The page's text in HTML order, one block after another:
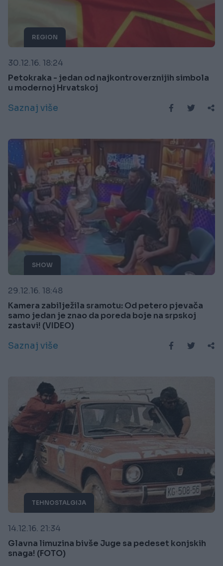
REGION
30.12.16. 18:24
Petokraka - jedan od najkontroverznijih simbola
u modernoj Hrvatskoj
Saznaj više
SHOW
29.12.16. 18:48
Kamera zabilježila sramotu: Od petero pjevača
samo jedan je znao da poreda boje na srpskoj
zastavi! (VIDEO)
Saznaj više
TEHNOSTALGIJA
14.12.16. 21:34
Glavna limuzina bivše Juge sa pedeset konjskih
snaga! (FOTO)